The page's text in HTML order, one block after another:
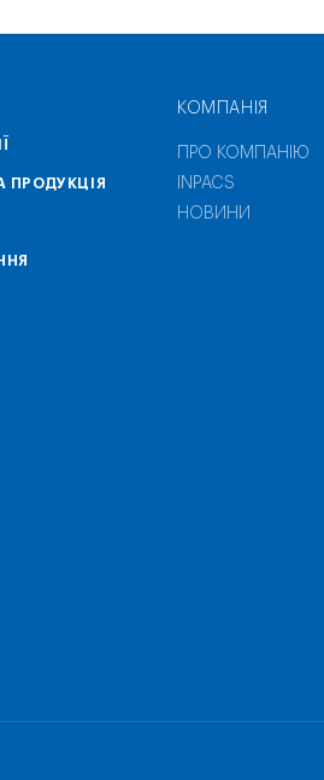
ПРОДУКЦІЯ
КОМПАНІЯ
ПРО КОМПАНІЮ
INPACS
НОВИНИ